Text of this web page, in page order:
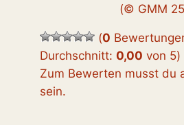
(© GMM
(0
Durchschnitt:0,00 von 5)
Zum Bewerten musst du
sein.